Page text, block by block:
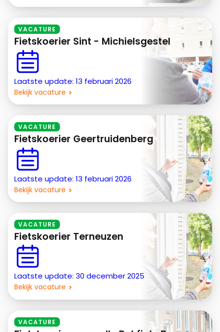
VACATURE
Fietskoerier Sint - Michielsgestel
Laatste update: 13 februari 2026
Bekijk vacature
VACATURE
Fietskoerier Geertruidenberg
Laatste update: 13 februari 2026
Bekijk vacature
VACATURE
Fietskoerier Terneuzen
Laatste update: 30 december 2025
Bekijk vacature
VACATURE